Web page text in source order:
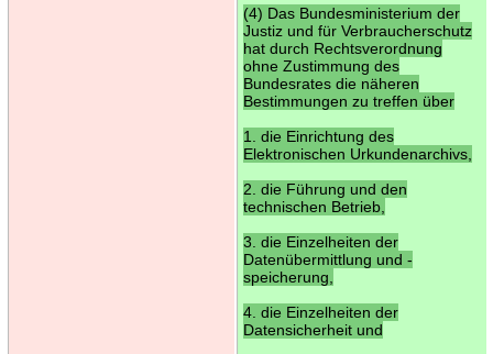
(4) Das Bundesministerium der
Justiz und für Verbraucherschutz
hat durch Rechtsverordnung
ohne Zustimmung des
Bundesrates die näheren
Bestimmungen zu treffen über
1. die Einrichtung des
Elektronischen Urkundenarchivs,
2. die Führung und den
technischen Betrieb,
3. die Einzelheiten der
Datenübermittlung und -
speicherung,
4. die Einzelheiten der
Datensicherheit und